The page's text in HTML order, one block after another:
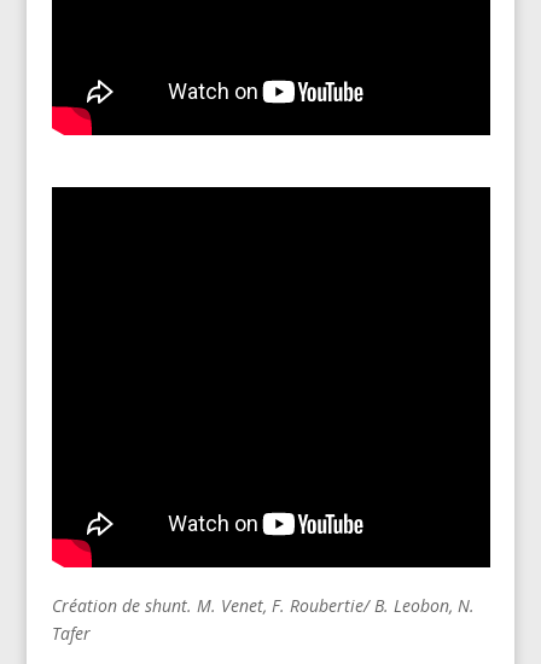
Création de shunt. M. Venet, F. Roubertie/ B. Leobon, N.
Tafer